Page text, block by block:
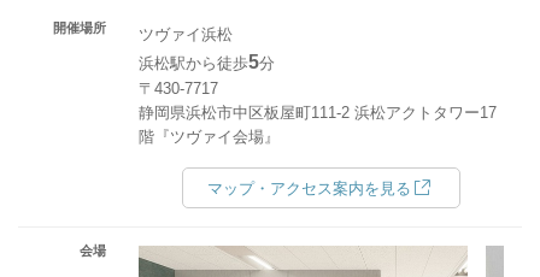
開催場所
ツヴァイ浜松
浜松駅から徒歩5分
〒430-7717
静岡県浜松市中区板屋町111-2 浜松アクトタワー17
階『ツヴァイ会場』
マップ・アクセス案内を見る
会場